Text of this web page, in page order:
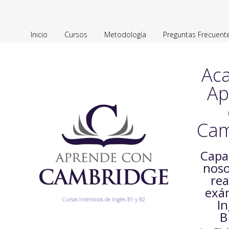
Inicio Cursos Metodología Preguntas
Cursos Intensivos de Inglés B1 y B2